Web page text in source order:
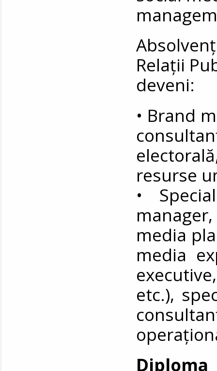
Relaţii
deveni:
• Brand
resurse
•
media
media
etc.),
Diploma